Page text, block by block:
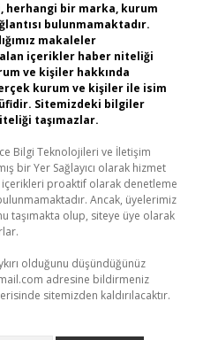
herhangi bir marka, kurum
bulunmamaktadır.
makaleler
içerikler haber niteliği
ve kişiler hakkında
kurum ve kişiler ile isim
Sitemizdeki bilgiler
taşımazlar.
Bilgi Teknolojileri ve İletişim
bir Yer Sağlayıcı olarak hizmet
proaktif olarak denetleme
Ancak, üyelerimiz
taşımakta olup, siteye üye olarak
olduğunu düşündüğünüz
adresine bildirmeniz
sitemizden kaldırılacaktır.